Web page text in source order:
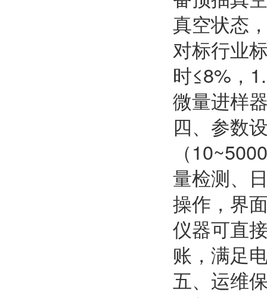
真空状态
对标行业
时≤8%，
微量进样
四、参数
（
量检测、
操作，界
仪器可直
账，满足
五、运维